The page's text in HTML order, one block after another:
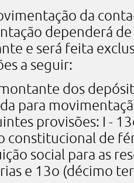
da
dependerá
e será feita
a seguir:
dos
para
provisões: I -
constitucional de
social para as
e 13o (décimo